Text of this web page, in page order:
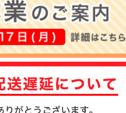
注文履歴
お支払いについて